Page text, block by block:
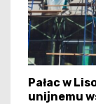
Pałac w
unijnemu